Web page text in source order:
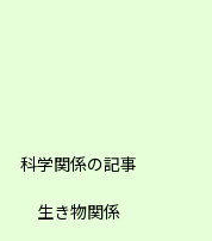
科学関係の記事
生き物関係